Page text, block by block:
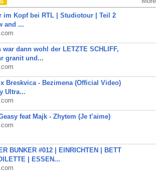
im Kopf bei RTL | Studiotour | Teil 2
and ...
war dann wohl der LETZTE SCHLIFF,
granit und...
Breskvica - Bezimena (Official Video)
Ultra...
feat Majk - Zhytem (Je t’aime)
BUNKER #012 | EINRICHTEN | BETT
| ESSEN...